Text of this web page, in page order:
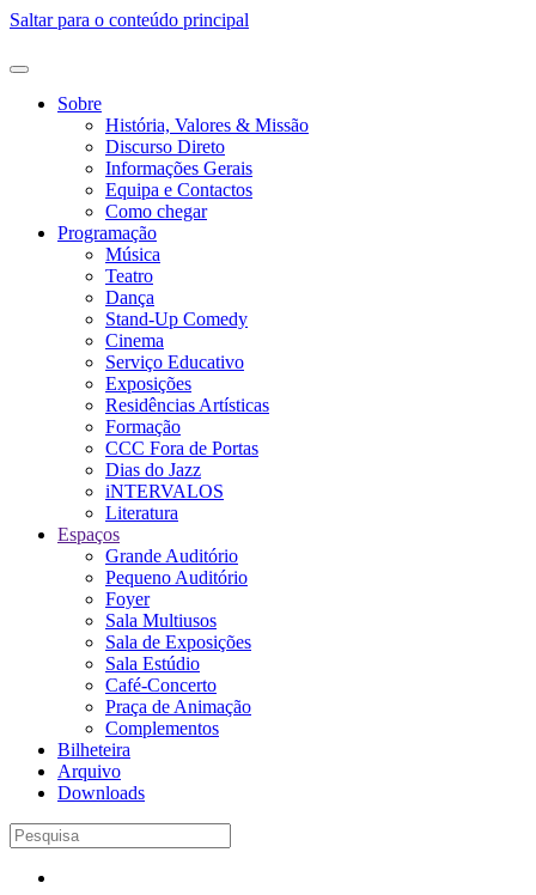
Saltar para o conteúdo principal
Sobre
História, Valores & Missão
Discurso Direto
Informações Gerais
Equipa e Contactos
Como chegar
Programação
Música
Teatro
Dança
Stand-Up Comedy
Cinema
Serviço Educativo
Exposições
Residências Artísticas
Formação
CCC Fora de Portas
Dias do Jazz
iNTERVALOS
Literatura
Espaços
Grande Auditório
Pequeno Auditório
Foyer
Sala Multiusos
Sala de Exposições
Sala Estúdio
Café-Concerto
Praça de Animação
Complementos
Bilheteira
Arquivo
Downloads